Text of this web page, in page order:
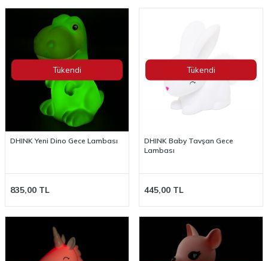
Tükendi
DHINK Yeni Dino Gece Lambası
835,00 TL
Tükendi
DHINK Baby Tavşan Gece
Lambası
445,00 TL